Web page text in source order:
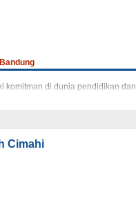
di dunia pendidikan
Cimahi